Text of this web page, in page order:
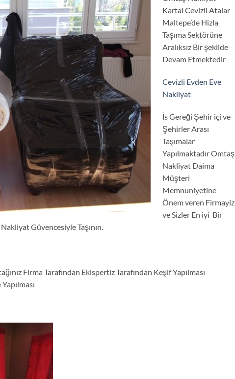
Kartal Cevizli Atalar
Maltepe’de Hizla
Taşıma Sektörüne
Aralıksız Bir şekilde
Devam Etmektedir
Cevizli Evden Eve
Nakliyat
İs Gereği Şehir içi ve
Şehirler Arası
Taşımalar
Yapılmaktadır Omtaş
Nakliyat Daima
Müşteri
Memnuniyetine
Önem veren Firmayiz
ve Sizler En iyi Bir
Güvencesiyle Taşının.
Firma Tarafından Ekispertiz Tarafından Keşif Yapılması